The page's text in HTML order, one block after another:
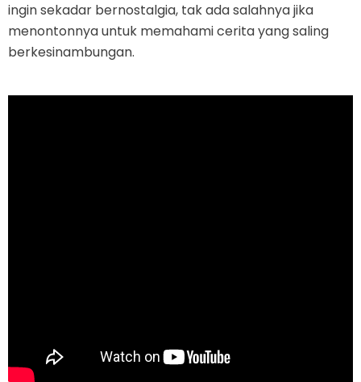
ingin sekadar bernostalgia, tak ada salahnya jika
menontonnya untuk memahami cerita yang saling
berkesinambungan.